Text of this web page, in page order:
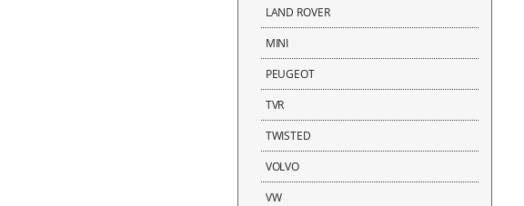
LAND ROVER
MINI
PEUGEOT
TVR
TWISTED
VOLVO
VW